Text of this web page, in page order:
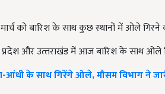
को बारिश के साथ कुछ स्थानों में ओले गिरने
प्रदेश और उत्‍तराखंड में आज बारिश के साथ ओले
आंधी के साथ गिरेंगे ओले, मौसम विभाग ने